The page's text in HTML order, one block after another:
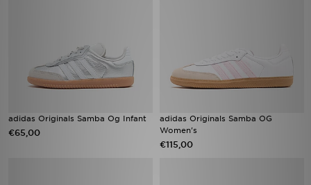
adidas Originals Samba Og Infant
€65,00
adidas Originals Samba OG
Women's
€115,00